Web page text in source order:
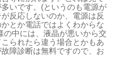
いです。(というのも電源が
反応しないのか、電源は反
とか電話ではよくわからな
の中には、液晶が悪いから交
られたら違う場合とかもあ
障診断は無料ですので、お